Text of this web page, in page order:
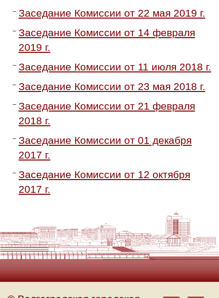
Заседание Комиссии от 22 мая 2019 г.
Заседание Комиссии от 14 февраля
2019 г.
Заседание Комиссии от 11 июля 2018 г.
Заседание Комиссии от 23 мая 2018 г.
Заседание Комиссии от 21 февраля
2018 г.
Заседание Комиссии от 01 декабря
2017 г.
Заседание Комиссии от 12 октября
2017 г.